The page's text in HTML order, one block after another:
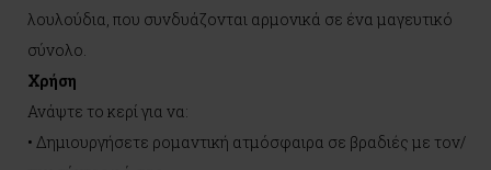
λουλούδια, που συνδυάζονται αρμονικά σε ένα μαγευτικό
σύνολο.
Χρήση
Ανάψτε το κερί για να:
• Δημιουργήσετε ρομαντική ατμόσφαιρα σε βραδιές με τον/